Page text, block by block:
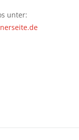
unter: